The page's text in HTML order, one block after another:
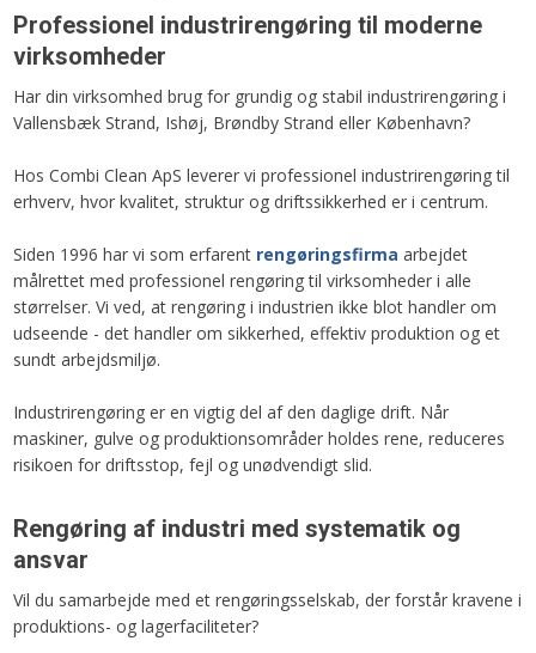
Professionel industrirengøring til moderne
virksomheder
Har din virksomhed brug for grundig og stabil industrirengøring i
Vallensbæk Strand, Ishøj, Brøndby Strand eller København?
Hos Combi Clean ApS leverer vi professionel industrirengøring til
erhverv, hvor kvalitet, struktur og driftssikkerhed er i centrum.
Siden 1996 har vi som erfarent rengøringsfirma arbejdet
målrettet med professionel rengøring til virksomheder i alle
størrelser. Vi ved, at rengøring i industrien ikke blot handler om
udseende - det handler om sikkerhed, effektiv produktion og et
sundt arbejdsmiljø.
Industrirengøring er en vigtig del af den daglige drift. Når
maskiner, gulve og produktionsområder holdes rene, reduceres
risikoen for driftsstop, fejl og unødvendigt slid.
Rengøring af industri med systematik og
ansvar
Vil du samarbejde med et rengøringsselskab, der forstår kravene i
produktions- og lagerfaciliteter?